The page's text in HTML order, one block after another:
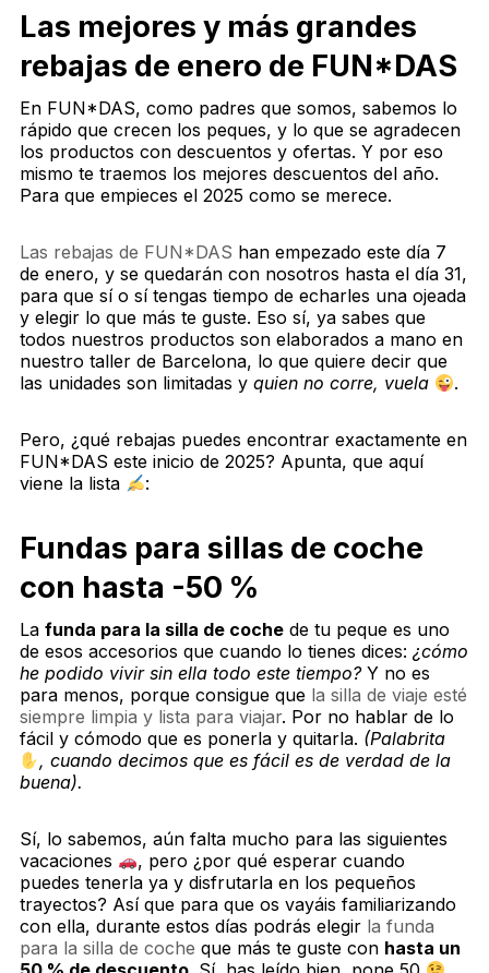
Las mejores y más grandes
rebajas de enero de FUN*DAS
En FUN*DAS, como padres que somos, sabemos lo
rápido que crecen los peques, y lo que se agradecen
los productos con descuentos y ofertas. Y por eso
mismo te traemos los mejores descuentos del año.
Para que empieces el 2025 como se merece.
Las rebajas de FUN*DAS han empezado este día 7
de enero, y se quedarán con nosotros hasta el día 31,
para que sí o sí tengas tiempo de echarles una ojeada
y elegir lo que más te guste. Eso sí, ya sabes que
todos nuestros productos son elaborados a mano en
nuestro taller de Barcelona, lo que quiere decir que
las unidades son limitadas y quien no corre, vuela .
Pero, ¿qué rebajas puedes encontrar exactamente en
FUN*DAS este inicio de 2025? Apunta, que aquí
viene la lista
:
Fundas para sillas de coche
con hasta -50 %
La funda para la silla de coche de tu peque es uno
de esos accesorios que cuando lo tienes dices: ¿cómo
he podido vivir sin ella todo este tiempo?Y no es
para menos, porque consigue que la silla de viaje esté
siempre limpia y lista para viajar. Por no hablar de lo
fácil y cómodo que es ponerla y quitarla. (Palabrita
, cuando decimos que es fácil es de verdad de la
buena).
Sí, lo sabemos, aún falta mucho para las siguientes
vacaciones
, pero ¿por qué esperar cuando
puedes tenerla ya y disfrutarla en los pequeños
trayectos? Así que para que os vayáis familiarizando
con ella, durante estos días podrás elegir la funda
para la silla de coche que más te guste con hasta un